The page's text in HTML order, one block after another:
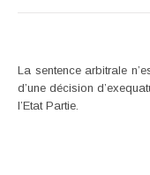
La sentence arbitrale
d’une décision
l’Etat Partie.